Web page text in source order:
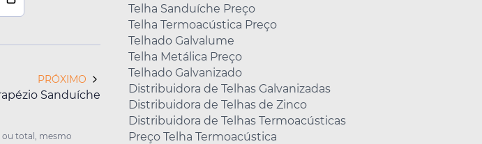
PRÓXIMO
Sanduíche
ou total, mesmo
Telha Sanduíche Preço
Telha Termoacústica Preço
Telhado Galvalume
Telha Metálica Preço
Telhado Galvanizado
Distribuidora de Telhas Galvanizadas
Distribuidora de Telhas de Zinco
Distribuidora de Telhas Termoacústicas
Preço Telha Termoacústica